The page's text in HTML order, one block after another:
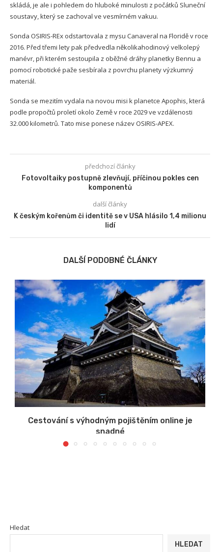
skládá, je ale i pohledem do hluboké minulosti z počátků Sluneční
soustavy, který se zachoval ve vesmírném vakuu.
Sonda OSIRIS-REx odstartovala z mysu Canaveral na Floridě v roce
2016. Před třemi lety pak předvedla několikahodinový velkolepý
manévr, při kterém sestoupila z oběžné dráhy planetky Bennu a
pomocí robotické paže sesbírala z povrchu planety výzkumný
materiál.
Sonda se mezitím vydala na novou misi k planetce Apophis, která
podle propočtů proletí okolo Země v roce 2029 ve vzdálenosti
32.000 kilometrů. Tato mise ponese název OSIRIS-APEX.
předchozí články
Fotovoltaiky postupně zlevňují, příčinou pokles cen
komponentů
další články
K českým kořenům či identitě se v USA hlásilo 1,4 milionu
lidí
DALŠÍ PODOBNÉ ČLÁNKY
Cestování s výhodným pojištěním online je
snadné
Hledat
HLEDAT